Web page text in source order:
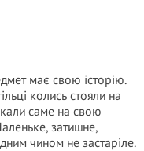
має свою історію.
колись стояли на
саме на свою
затишне,
чином не застаріле.